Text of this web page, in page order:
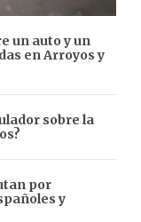
un auto y un
en Arroyos y
sobre la
por
y